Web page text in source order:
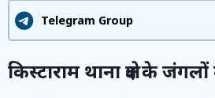
Telegram Group
किस्टाराम थाना क्षेत्र के